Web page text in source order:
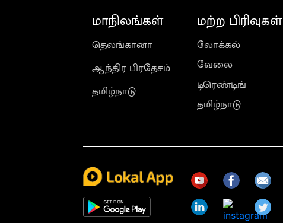
மாநிலங்கள்
தெலங்கானா
ஆந்திர பிரதேசம்
தமிழ்நாடு
மற்ற பிரிவுகள்
லோக்கல்
வேலை
டிரெண்டிங்
தமிழ்நாடு